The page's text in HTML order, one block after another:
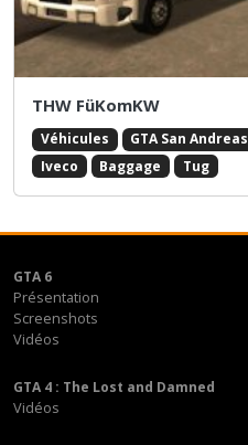
THW FüKomKW
Véhicules GTA San Andreas
Iveco
Baggage Tug
GTA 6
Présentation
Screenshots
Vidéos
GTA 4 : The Lost and Damned
Vidéos